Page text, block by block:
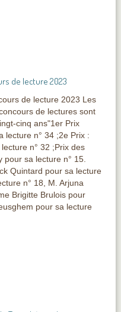
de lecture 2023
de lecture 2023 Les
de lectures sont
cinq ans"1er Prix
lecture n° 34 ;2e Prix :
n° 32 ;Prix des
sa lecture n° 15.
Quintard pour sa lecture
n° 18, M. Arjuna
Brigitte Brulois pour
pour sa lecture